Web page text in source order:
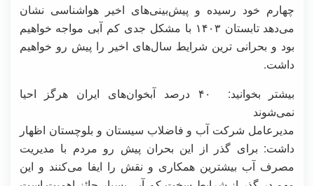
چهارم خود رسیده و پیش‌بینی‌های اخیر هواشناسی نشان
می‌دهد تابستان ۱۴۰۳ با مشکل جدی کم آبی مواجه خواهیم
بود و بحرانی ترین شرایط سال‌های اخیر را پیش رو خواهیم
داشت.
بیشتر بخوانید:
۴۰ درصد آبخوان‌های ایران هرگز احیا
نمی‌شوند
مدیرعامل شرکت آب و فاضلاب سیستان و بلوچستان اظهار
داشت: برای گذر از این بحران پیش رو مردم با مدیریت
مصرف آب بیشترین همکاری و نقش را ایفا می‌کنند و این